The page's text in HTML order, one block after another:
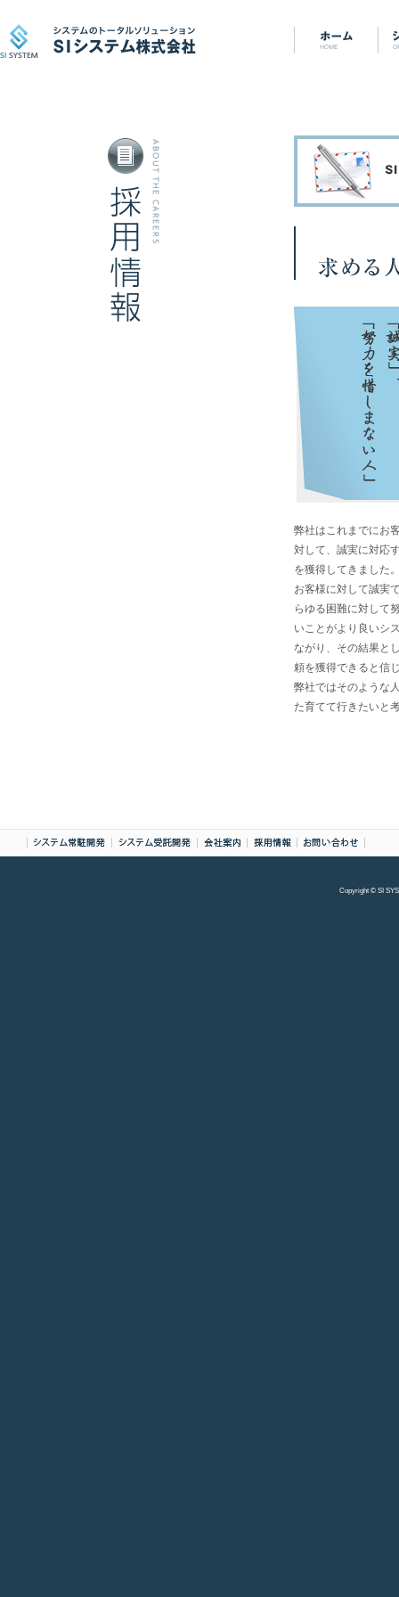
弊社はこれまでにお
対して、誠実に対応
を獲得してきました
お客様に対して誠実
らゆる困難に対して
いことがより良いシ
ながり、その結果と
頼を獲得できると信
弊社ではそのような
た育てて行きたいと
Copyright © SI